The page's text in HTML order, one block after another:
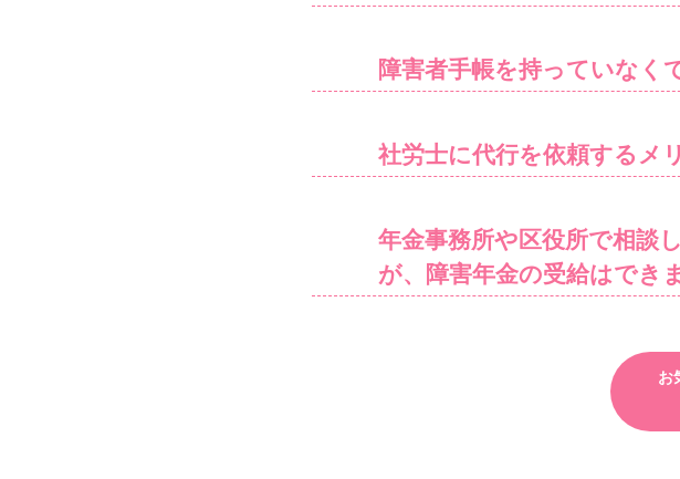
障害者手帳を持っていなく
社労士に代行を依頼するメ
年金事務所や区役所で相談
が、障害年金の受給はでき
お